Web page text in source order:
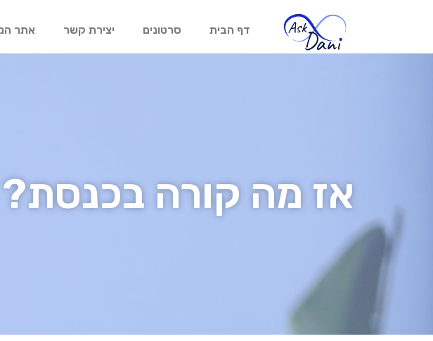
דף הבית סרטונים יצירת קשר אתר
אז מה קורה בכנסת?